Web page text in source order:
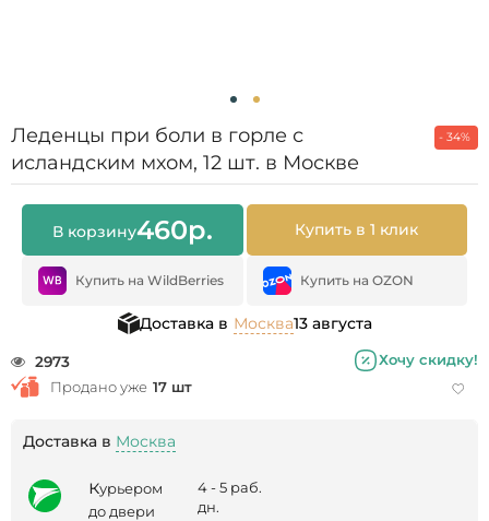
Леденцы при боли в горле с
исландским мхом, 12 шт. в Москве
- 34%
В корзину460р. Купить в 1 клик
Купить на WildBerries Купить на OZON
Доставка в Москва13 августа
2973
Хочу скидку!
Продано уже 17 шт
Доставка в Москва
курьером
до двери
4 - 5 раб.
дн.